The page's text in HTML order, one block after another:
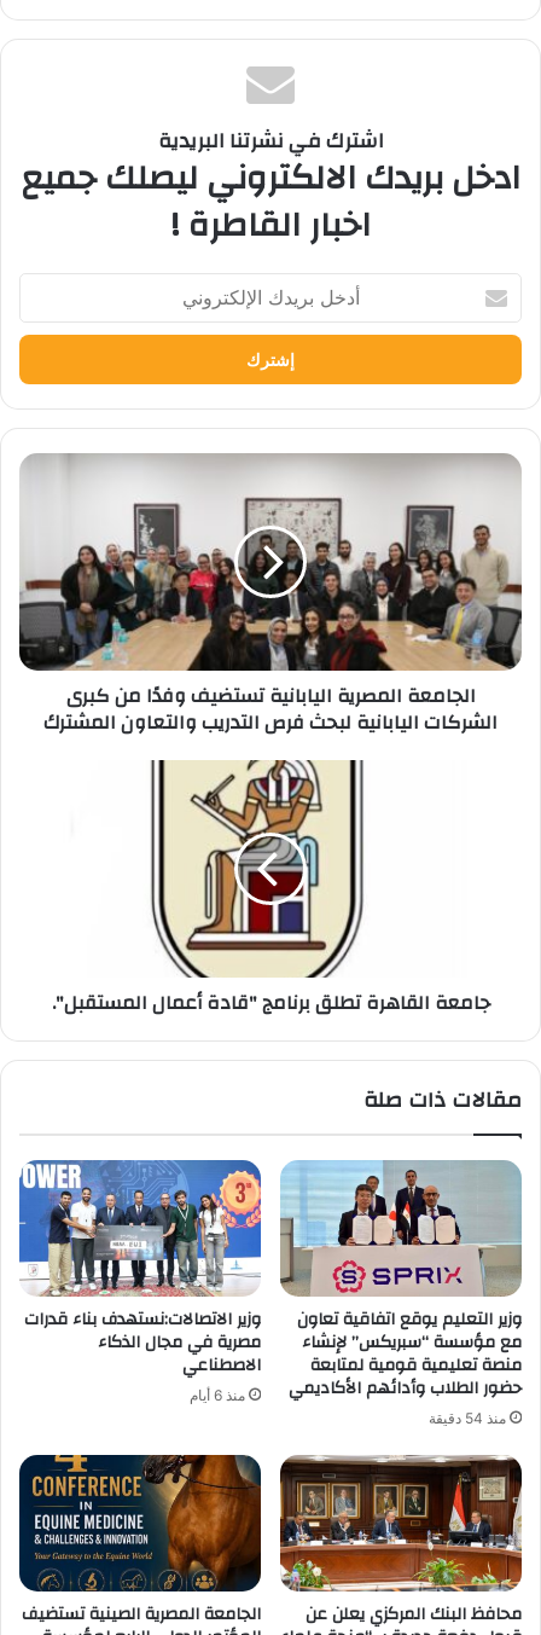
اشترك في نشرتنا البريدية
ادخل بريدك الالكتروني ليصلك جميع
اخبار القاطرة !
بريدك
الإلكتروني
الجامعة
تستضيف
وفدًا
من
كبرى
الشركات
اليابانية
فرص
الجامعة المصرية اليابانية تستضيف وفدًا من كبرى
الشركات اليابانية لبحث فرص التدريب والتعاون المشترك
جامعة القاهرة تطلق برنامج "قادة أعمال المستقبل".
مقالات ذات صلة
وزير التعليم يوقع اتفاقية تعاون
مع مؤسسة “سبريكس” لإنشاء
منصة تعليمية قومية لمتابعة
حضور الطلاب وأدائهم الأكاديمي
منذ 54 دقيقة
وزير الاتصالات:نستهدف بناء قدرات
مصرية في مجال الذكاء
الاصطناعي
منذ 6 أيام
محافظ البنك المركزي يعلن عن الجامعة المصرية الصينية تستضيف